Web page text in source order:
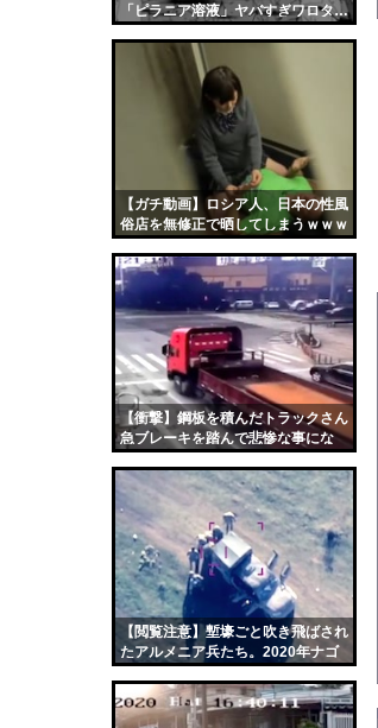
「ピラニア溶液」ヤバすぎワロタ…
【ガチ動画】ロシア人、日本の性風
俗店を無修正で晒してしまうｗｗｗ
【衝撃】鋼板を積んだトラックさん
急ブレーキを踏んで悲惨な事にな
【閲覧注意】塹壕ごと吹き飛ばされ
たアルメニア兵たち。2020年ナゴ
め。